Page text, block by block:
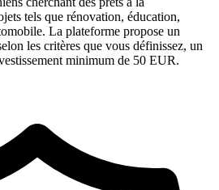
tels que rénovation, éducation,
La plateforme propose un
les critères que vous définissez, un
minimum de 50 EUR.